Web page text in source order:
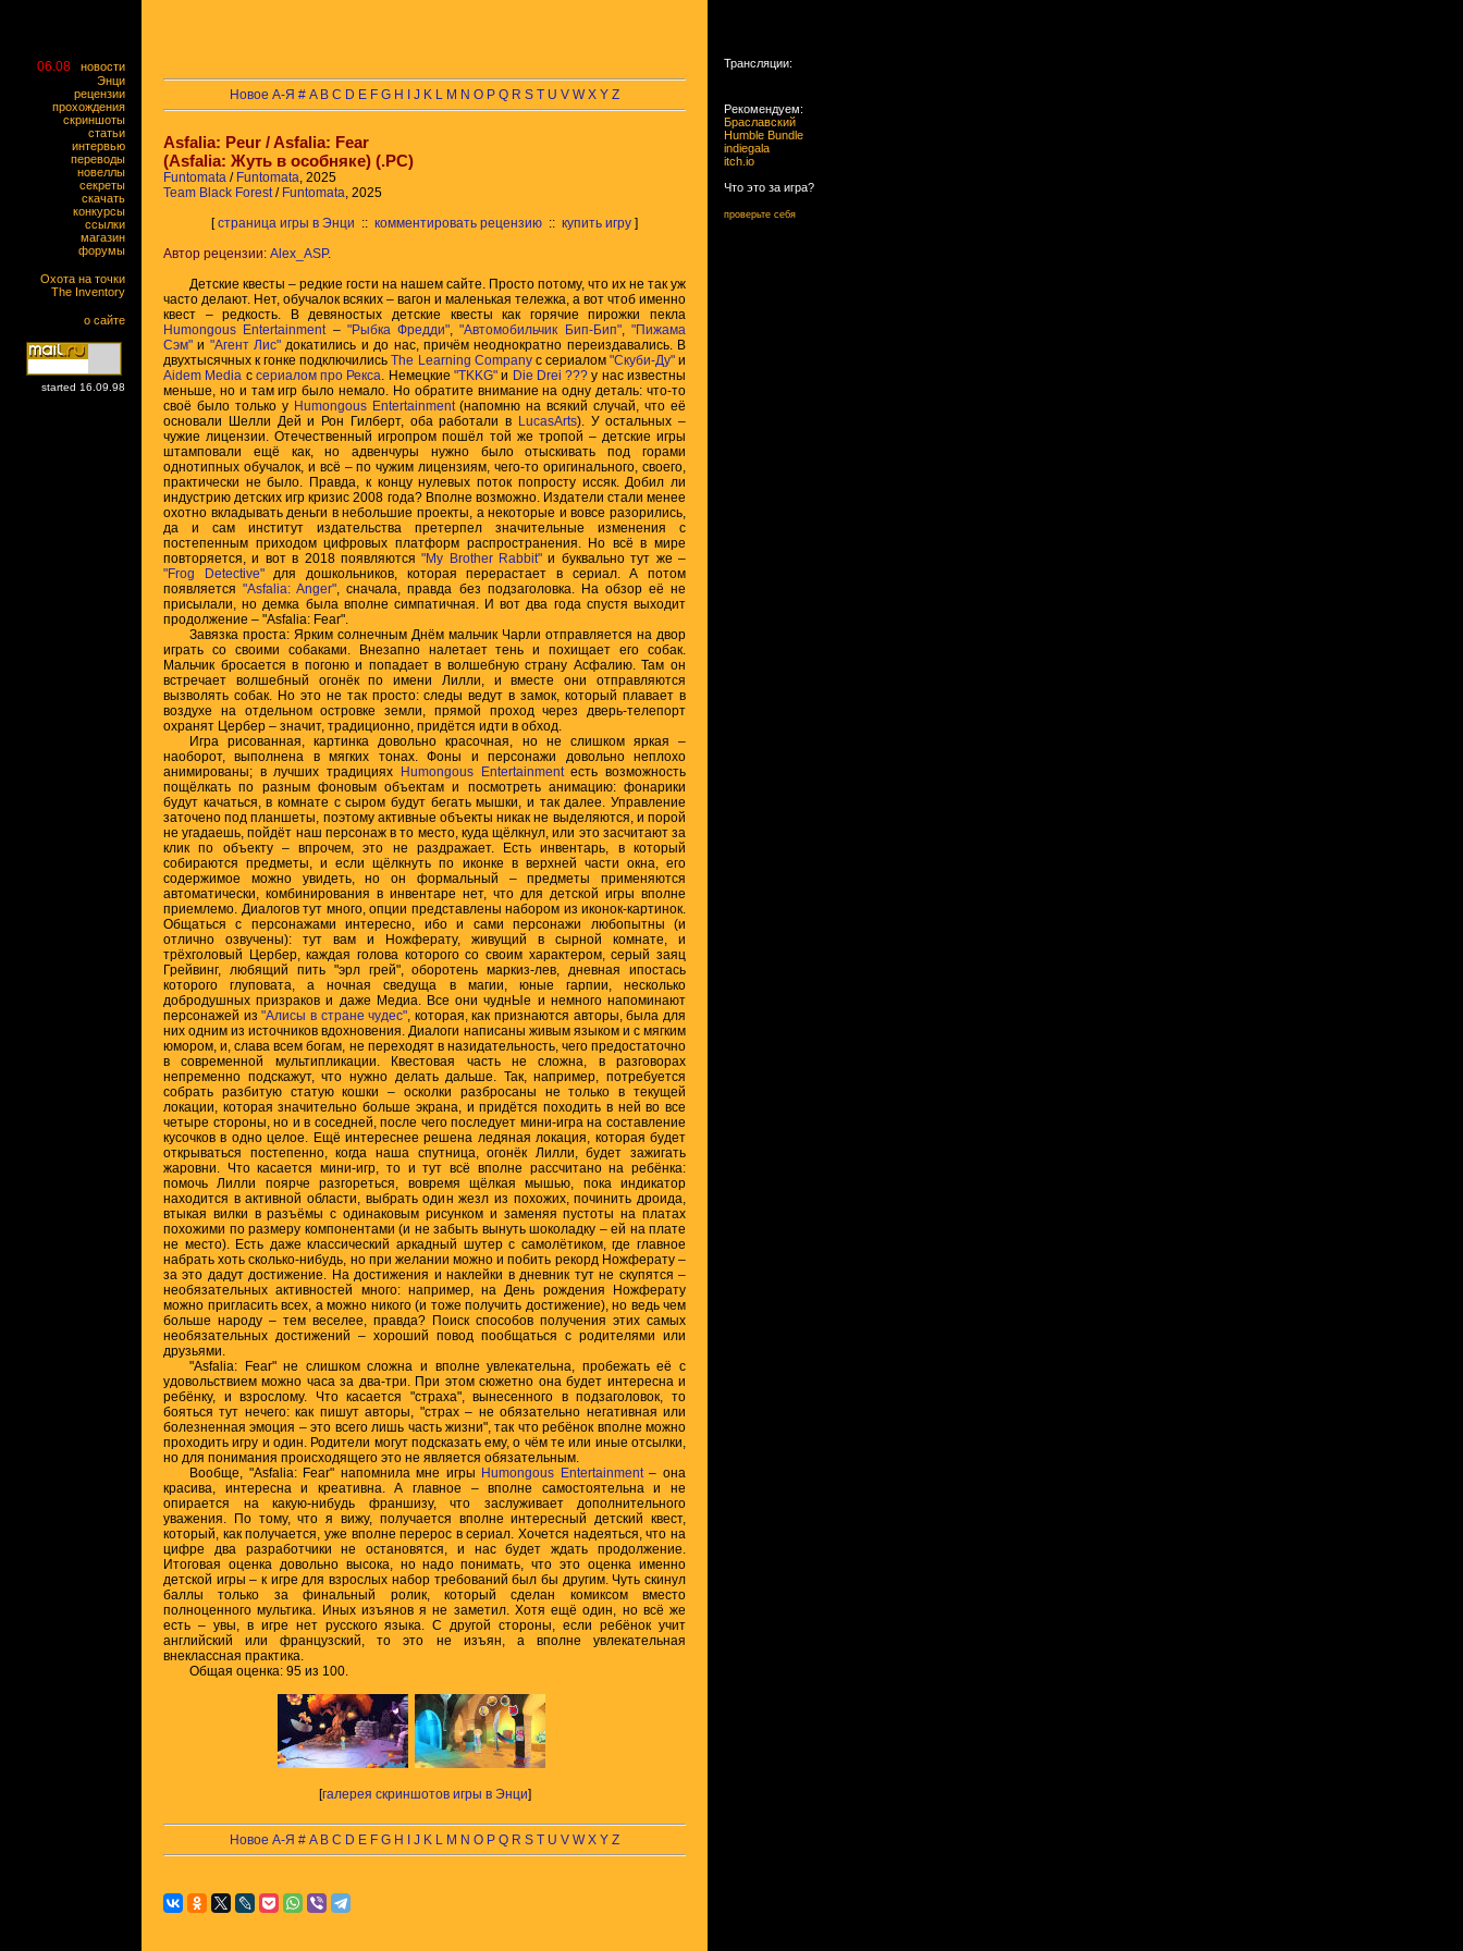
06.08
новости
Энци
рецензии
прохождения
скриншоты
статьи
интервью
переводы
новеллы
секреты
скачать
конкурсы
ссылки
магазин
форумы
Охота на точки
The Inventory
о сайте
started 16.09.98
Новое А-Я # A B C D E F G H J K L M N O P Q R S T U V W X Y Z
Asfalia: Peur / Asfalia: Fear
(Asfalia: Жуть в особняке) (.PC)
Funtomata / Funtomata, 2025
Team Black Forest/ Funtomata, 2025
[страница игры в Энци :: комментировать рецензию :: купить игру ]
Автор рецензии: Alex_ASP.
Детские квесты – редкие гости на нашем сайте. Просто потому, что их не так уж
часто делают. Нет, обучалок всяких – вагон и маленькая тележка, а вот чтоб именно
квест – редкость. В девяностых детские квесты как горячие пирожки пекла
Humongous Entertainment– "Рыбка Фредди","Автомобильчик Бип-Бип","Пижама
Сэм" и "Агент Лис" докатились и до нас, причём неоднократно переиздавались. В
двухтысячных к гонке подключилисьThe Learning Companyс сериалом "Скуби-Ду"и
Aidem Media с сериалом про Рекса. Немецкие"TKKG" и Die Drei ??? у нас известны
меньше, но и там игр было немало. Но обратите внимание на одну деталь: что-то
своё было только у Humongous Entertainment(напомню на всякий случай, что её
основали Шелли Дей и Рон Гилберт, оба работали в LucasArts). У остальных –
чужие лицензии. Отечественный игропром пошёл той же тропой – детские игры
штамповали ещё как, но адвенчуры нужно было отыскивать под горами
однотипных обучалок, и всё – по чужим лицензиям, чего-то оригинального, своего,
практически не было. Правда, к концу нулевых поток попросту иссяк. Добил ли
индустрию детских игр кризис 2008 года? Вполне возможно. Издатели стали менее
охотно вкладывать деньги в небольшие проекты, а некоторые и вовсе разорились,
да и сам институт издательства претерпел значительные изменения с
постепенным приходом цифровых платформ распространения. Но всё в мире
повторяется, и вот в 2018 появляются"My Brother Rabbit" и буквально тут же –
"Frog Detective"для дошкольников, которая перерастает в сериал. А потом
появляется"Asfalia: Anger", сначала, правда без подзаголовка. На обзор её не
присылали, но демка была вполне симпатичная. И вот два года спустя выходит
продолжение – "Asfalia: Fear".
Завязка проста: Ярким солнечным Днём мальчик Чарли отправляется на двор
играть со своими собаками. Внезапно налетает тень и похищает его собак.
Мальчик бросается в погоню и попадает в волшебную страну Асфалию. Там он
встречает волшебный огонёк по имени Лилли, и вместе они отправляются
вызволять собак. Но это не так просто: следы ведут в замок, который плавает в
воздухе на отдельном островке земли, прямой проход через дверь-телепорт
охранят Цербер – значит, традиционно, придётся идти в обход.
Игра рисованная, картинка довольно красочная, но не слишком яркая –
наоборот, выполнена в мягких тонах. Фоны и персонажи довольно неплохо
анимированы; в лучших традициях
Humongous Entertainmentесть возможность
пощёлкать по разным фоновым объектам и посмотреть анимацию: фонарики
будут качаться, в комнате с сыром будут бегать мышки, и так далее. Управление
заточено под планшеты, поэтому активные объекты никак не выделяются, и порой
не угадаешь, пойдёт наш персонаж в то место, куда щёлкнул, или это засчитают за
клик по объекту – впрочем, это не раздражает. Есть инвентарь, в который
собираются предметы, и если щёлкнуть по иконке в верхней части окна, его
содержимое можно увидеть, но он формальный – предметы применяются
автоматически, комбинирования в инвентаре нет, что для детской игры вполне
приемлемо. Диалогов тут много, опции представлены набором из иконок-картинок.
Общаться с персонажами интересно, ибо и сами персонажи любопытны (и
отлично озвучены): тут вам и Ножферату, живущий в сырной комнате, и
трёхголовый Цербер, каждая голова которого со своим характером, серый заяц
Грейвинг, любящий пить "эрл грей", оборотень маркиз-лев, дневная ипостась
которого глуповата, а ночная сведуща в магии, юные гарпии, несколько
добродушных призраков и даже Медиа. Все они чуднЫе и немного напоминают
персонажей из"Алисы в стране чудес", которая, как признаются авторы, была для
них одним из источников вдохновения. Диалоги написаны живым языком и с мягким
юмором, и, слава всем богам, не переходят в назидательность, чего предостаточно
в современной мультипликации. Квестовая часть не сложна, в разговорах
непременно подскажут, что нужно делать дальше. Так, например, потребуется
собрать разбитую статую кошки – осколки разбросаны не только в текущей
локации, которая значительно больше экрана, и придётся походить в ней во все
четыре стороны, но и в соседней, после чего последует мини-игра на составление
кусочков в одно целое. Ещё интереснее решена ледяная локация, которая будет
открываться постепенно, когда наша спутница, огонёк Лилли, будет зажигать
жаровни. Что касается мини-игр, то и тут всё вполне рассчитано на ребёнка:
помочь Лилли поярче разгореться, вовремя щёлкая мышью, пока индикатор
находится в активной области, выбрать один жезл из похожих, починить дроида,
втыкая вилки в разъёмы с одинаковым рисунком и заменяя пустоты на платах
похожими по размеру компонентами (и не забыть вынуть шоколадку – ей на плате
не место). Есть даже классический аркадный шутер с самолётиком, где главное
набрать хоть сколько-нибудь, но при желании можно и побить рекорд Ножферату –
за это дадут достижение. На достижения и наклейки в дневник тут не скупятся –
необязательных активностей много: например, на День рождения Ножферату
можно пригласить всех, а можно никого (и тоже получить достижение), но ведь чем
больше народу – тем веселее, правда? Поиск способов получения этих самых
необязательных достижений – хороший повод пообщаться с родителями или
друзьями.
"Asfalia: Fear" не слишком сложна и вполне увлекательна, пробежать её с
удовольствием можно часа за два-три. При этом сюжетно она будет интересна и
ребёнку, и взрослому. Что касается "страха", вынесенного в подзаголовок, то
бояться тут нечего: как пишут авторы, "страх – не обязательно негативная или
болезненная эмоция – это всего лишь часть жизни", так что ребёнок вполне можно
проходить игру и один. Родители могут подсказать ему, о чём те или иные отсылки,
но для понимания происходящего это не является обязательным.
Вообще, "Asfalia: Fear" напомнила мне игры Humongous Entertainment– она
красива, интересна и креативна. А главное – вполне самостоятельна и не
опирается на какую-нибудь франшизу, что заслуживает дополнительного
уважения. По тому, что я вижу, получается вполне интересный детский квест,
который, как получается, уже вполне перерос в сериал. Хочется надеяться, что на
цифре два разработчики не остановятся, и нас будет ждать продолжение.
Итоговая оценка довольно высока, но надо понимать, что это оценка именно
детской игры – к игре для взрослых набор требований был бы другим. Чуть скинул
баллы только за финальный ролик, который сделан комиксом вместо
полноценного мультика. Иных изъянов я не заметил. Хотя ещё один, но всё же
есть – увы, в игре нет русского языка. С другой стороны, если ребёнок учит
английский или французский, то это не изъян, а вполне увлекательная
внеклассная практика.
Общая оценка: 95 из 100.
[галерея скриншотов игры в Энци]
Новое А-Я # A B C D E F G H J K L M N O P Q R S T U V W X Y Z
Трансляции:
Рекомендуем:
Браславский
Humble Bundle
indiegala
itch.io
Что это за игра?
проверьте себя